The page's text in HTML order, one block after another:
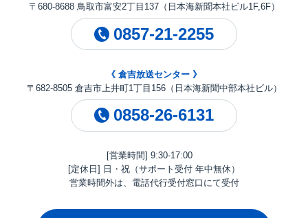
〒680-8688 鳥取市富安2丁目137（日本海新聞本社ビル1F,6F）
0857-21-2255
《 倉吉放送センター 》
〒682-8505 倉吉市上井町1丁目156（日本海新聞中部本社ビル）
0858-26-6131
[営業時間] 9:30-17:00
[定休日] 日・祝（サポート受付 年中無休）
営業時間外は、電話代行受付窓口にて受付